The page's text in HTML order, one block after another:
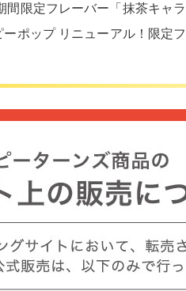
間限定フレーバー「抹茶キャ
ポップ リニューアル！限定